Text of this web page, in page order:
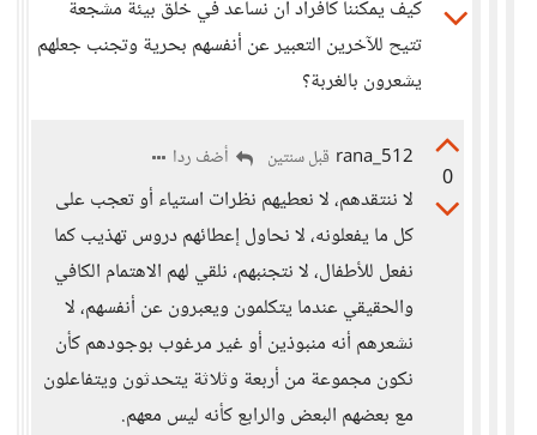
كيف يمكننا كأفراد أن نساعد في خلق بيئة مشجعة
تتيح للآخرين التعبير عن أنفسهم بحرية وتجنب جعلهم
يشعرون بالغربة؟
0
rana_512 قبل سنتين أضف ردا
لا ننتقدهم، لا نعطيهم نظرات استياء أو تعجب على
كل ما يفعلونه، لا نحاول إعطائهم دروس تهذيب كما
نفعل للأطفال، لا نتجنبهم، نلقي لهم الاهتمام الكافي
والحقيقي عندما يتكلمون ويعبرون عن أنفسهم، لا
نشعرهم أنه منبوذين أو غير مرغوب بوجودهم كأن
نكون مجموعة من أربعة وثلاثة يتحدثون ويتفاعلون
مع بعضهم البعض والرابع كأنه ليس معهم.